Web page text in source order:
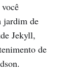
jardim de
Jekyll,
de